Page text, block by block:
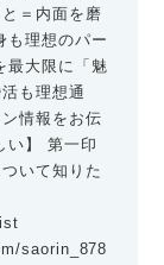
＝内面を磨
も理想のパー
最大限に「魅
も理想通
情報をお伝
い】 第一印
いて知りた
saorin_878